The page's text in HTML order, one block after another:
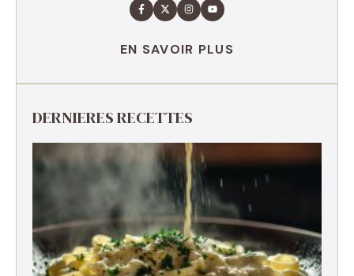
EN SAVOIR PLUS
DERNIERES RECETTES